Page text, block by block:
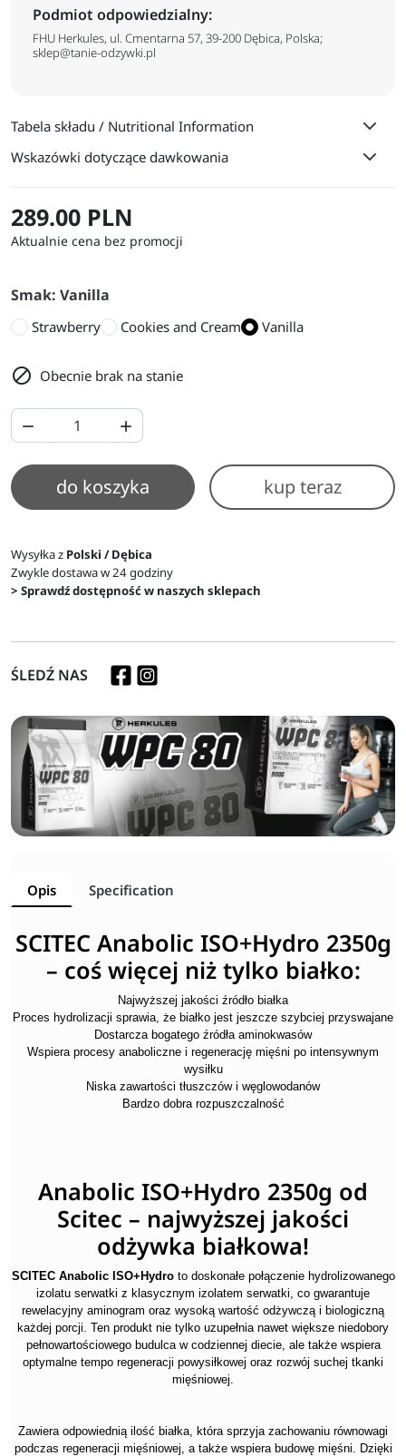
Podmiot odpowiedzialny:
FHU Herkules, ul. Cmentarna 57, 39-200 Dębica, Polska;
sklep@tanie-odzywki.pl
Tabela składu / Nutritional Information
Wskazówki dotyczące dawkowania
289.00 PLN
Aktualnie cena bez promocji
Smak: Vanilla
Strawberry Cookies and Cream Vanilla
 Obecnie brak na stanie
 
do koszyka kup teraz
Wysyłka z Polski / Dębica
Zwykle dostawa w 24 godziny
> Sprawdź dostępność w naszych sklepach
ŚLEDŹ NAS
Opis Specification
SCITEC Anabolic ISO+Hydro 2350g
– coś więcej niż tylko białko:
Najwyższej jakości źródło białka
Proces hydrolizacji sprawia, że białko jest jeszcze szybciej przyswajane
Dostarcza bogatego źródła aminokwasów
Wspiera procesy anaboliczne i regenerację mięśni po intensywnym
wysiłku
Niska zawartości tłuszczów i węglowodanów
Bardzo dobra rozpuszczalność
Anabolic ISO+Hydro 2350g od
Scitec – najwyższej jakości
odżywka białkowa!
SCITEC Anabolic ISO+Hydroto doskonałe połączenie hydrolizowanego
izolatu serwatki z klasycznym izolatem serwatki, co gwarantuje
rewelacyjny aminogram oraz wysoką wartość odżywczą i biologiczną
każdej porcji. Ten produkt nie tylko uzupełnia nawet większe niedobory
pełnowartościowego budulca w codziennej diecie, ale także wspiera
optymalne tempo regeneracji powysiłkowej oraz rozwój suchej tkanki
mięśniowej.
Zawiera odpowiednią ilość białka, która sprzyja zachowaniu równowagi
podczas regeneracji mięśniowej, a także wspiera budowę mięśni. Dzięki